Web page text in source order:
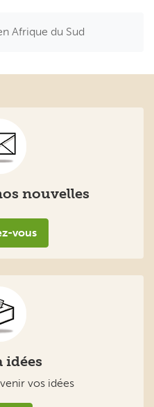
nouvelles
idées
vos idées